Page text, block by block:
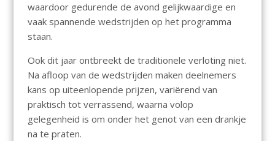
waardoor gedurende de avond gelijkwaardige en
vaak spannende wedstrijden op het programma
staan.
Ook dit jaar ontbreekt de traditionele verloting niet.
Na afloop van de wedstrijden maken deelnemers
kans op uiteenlopende prijzen, variërend van
praktisch tot verrassend, waarna volop
gelegenheid is om onder het genot van een drankje
na te praten.